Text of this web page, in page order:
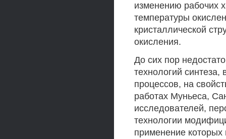
изменению рабочих
температуры
кристаллической
окисления.
До сих пор
технологий
процессов, на
работах Муньеса,
исследователей,
технологии
применение